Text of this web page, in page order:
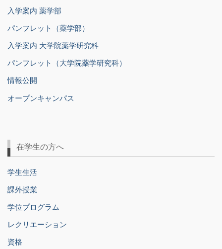
入学案内 薬学部
パンフレット（薬学部）
入学案内 大学院薬学研究科
パンフレット（大学院薬学研究科）
情報公開
オープンキャンパス
在学生の方へ
学生生活
課外授業
学位プログラム
レクリエーション
資格